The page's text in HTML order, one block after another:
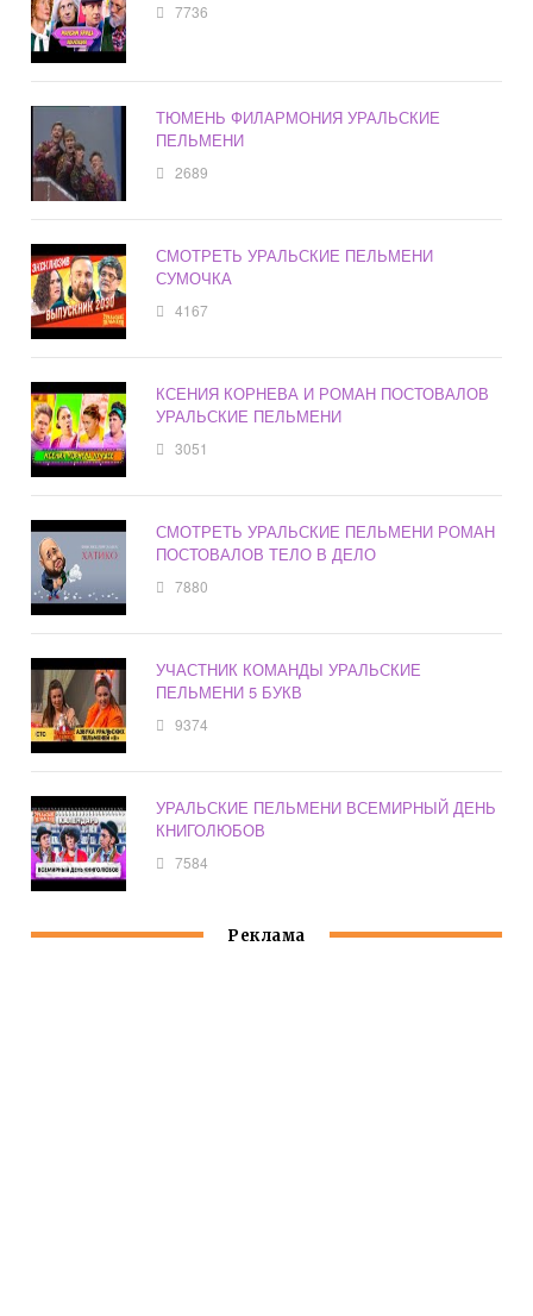
7736
ТЮМЕНЬ ФИЛАРМОНИЯ УРАЛЬСКИЕ
ПЕЛЬМЕНИ
2689
СМОТРЕТЬ УРАЛЬСКИЕ ПЕЛЬМЕНИ
СУМОЧКА
4167
КСЕНИЯ КОРНЕВА И РОМАН ПОСТОВАЛОВ
УРАЛЬСКИЕ ПЕЛЬМЕНИ
3051
СМОТРЕТЬ УРАЛЬСКИЕ ПЕЛЬМЕНИ РОМАН
ПОСТОВАЛОВ ТЕЛО В ДЕЛО
7880
УЧАСТНИК КОМАНДЫ УРАЛЬСКИЕ
ПЕЛЬМЕНИ 5 БУКВ
9374
УРАЛЬСКИЕ ПЕЛЬМЕНИ ВСЕМИРНЫЙ ДЕНЬ
КНИГОЛЮБОВ
7584
Реклама